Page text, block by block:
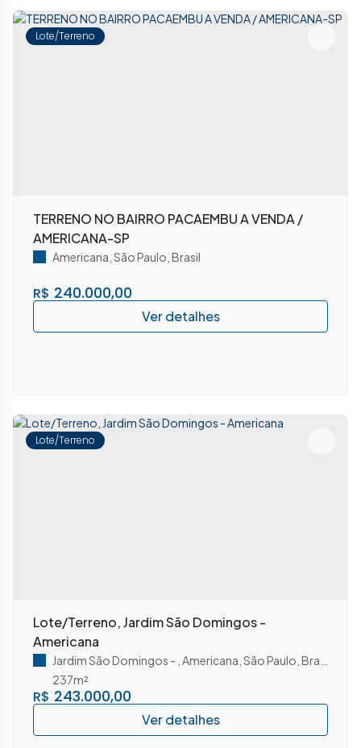
Lote/Terreno
TERRENO NO BAIRRO PACAEMBU A VENDA /
AMERICANA-SP
R$ 240.000,00
Americana São Paulo Brasil
Lote/Terreno
Lote/Terreno, Jardim São Domingos -
Americana
R$ 243.000,00
Jardim São Domingos Americana São Paulo Brasil
237m²